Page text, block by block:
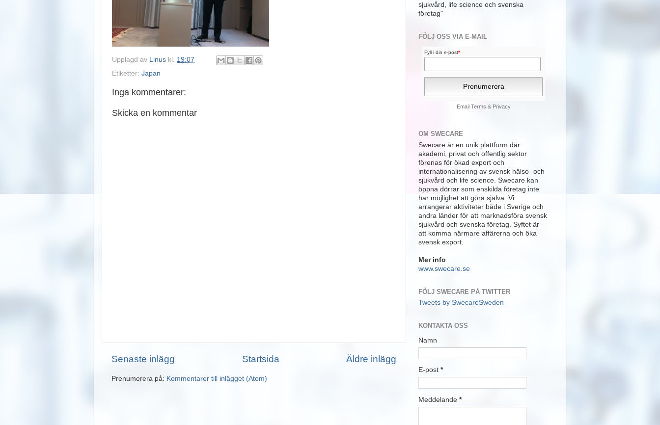
Upplagd av Linus kl. 19:07
Etiketter: Japan
Inga kommentarer:
Skicka en kommentar
Senaste inlägg Äldre inlägg
Startsida
Prenumerera på: Kommentarer till inlägget (Atom)
sjukvård, life science och svenska
företag"
FÖLJ OSS VIA E-MAIL
Fyll i din e-post*
Email Terms & Privacy
OM SWECARE
Swecare är en unik plattform där
akademi, privat och offentlig sektor
förenas för ökad export och
internationalisering av svensk hälso- och
sjukvård och life science. Swecare kan
öppna dörrar som enskilda företag inte
har möjlighet att göra själva. Vi
arrangerar aktiviteter både i Sverige och
andra länder för att marknadsföra svensk
sjukvård och svenska företag. Syftet är
att komma närmare affärerna och öka
svensk export.
Mer info
www.swecare.se
FÖLJ SWECARE PÅ TWITTER
Tweets by SwecareSweden
KONTAKTA OSS
Namn
E-post *
Meddelande *